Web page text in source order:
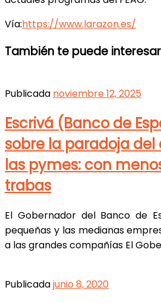
Vía:https://www.larazon.es/
También te puede interesar
Publicada noviembre 12, 2025
Escrivá (Banco de
sobre la paradoja
las pymes: con
trabas
El Gobernador del Banco de
pequeñas y las medianas
a las grandes compañías El
Publicadajunio 8, 2020